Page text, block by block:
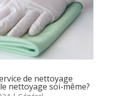
de nettoyage
nettoyage soi-même?